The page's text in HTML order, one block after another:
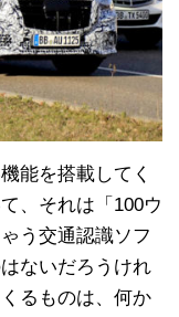
能を搭載してく
、それは「100ウ
う交通認識ソフ
ないだろうけれ
るものは、何か